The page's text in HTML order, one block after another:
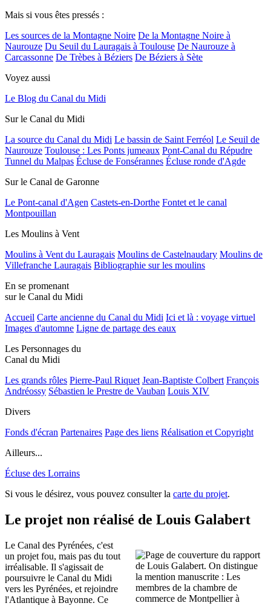
Mais si vous êtes pressés :
Les sources de la Montagne Noire De la Montagne Noire à
Naurouze Du Seuil du Lauragais à Toulouse De Naurouze à
Carcassonne De Trèbes à Béziers De Béziers à Sète
Voyez aussi
Le Blog du Canal du Midi
Sur le Canal du Midi
La source du Canal du Midi Le bassin de Saint Ferréol Le Seuil de
Naurouze Toulouse : Les Ponts jumeaux Pont-Canal du Répudre
Tunnel du Malpas Écluse de Fonsérannes Écluse ronde d'Agde
Sur le Canal de Garonne
Le Pont-canal d'Agen Castets-en-Dorthe Fontet et le canal
Montpouillan
Les Moulins à Vent
Moulins à Vent du Lauragais Moulins de Castelnaudary Moulins de
Villefranche Lauragais Bibliographie sur les moulins
En se promenant
sur le Canal du Midi
Accueil Carte ancienne du Canal du Midi Ici et là : voyage virtuel
Images d'automne Ligne de partage des eaux
Les Personnages du
Canal du Midi
Les grands rôles Pierre-Paul Riquet Jean-Baptiste Colbert François
Andréossy Sébastien le Prestre de Vauban Louis XIV
Divers
Fonds d'écran Partenaires Page des liens Réalisation et Copyright
Ailleurs...
Écluse des Lorrains
Si vous le désirez, vous pouvez consulter la carte du projet.
Le projet non réalisé de Louis Galabert
Le Canal des Pyrénées, c'est
un projet fou, mais pas du tout
irréalisable. Il s'agissait de
poursuivre le Canal du Midi
vers les Pyrénées, et rejoindre
l'Atlantique à Bayonne. Ce